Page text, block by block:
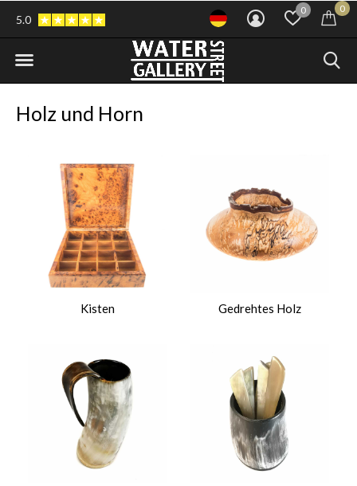
0 0
5.0
Holz und Horn
Kisten Gedrehtes Holz